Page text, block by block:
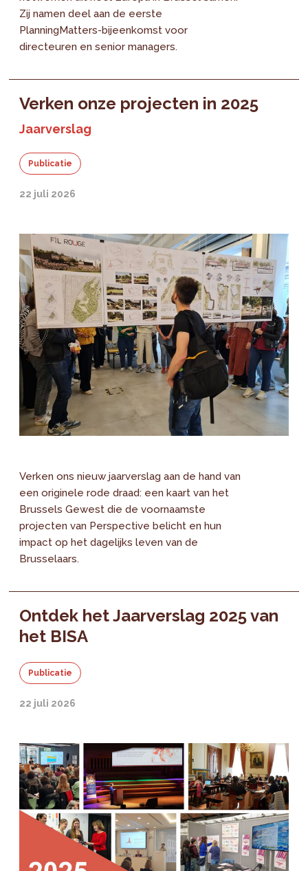
Zij namen deel aan de eerste
PlanningMatters-bijeenkomst voor
directeuren en senior managers.
Verken onze projecten in 2025
Jaarverslag
Publicatie
22 juli 2026
Verken ons nieuw jaarverslag aan de hand van
een originele rode draad: een kaart van het
Brussels Gewest die de voornaamste
projecten van Perspective belicht en hun
impact op het dagelijks leven van de
Brusselaars.
Ontdek het Jaarverslag 2025 van
het BISA
Publicatie
22 juli 2026